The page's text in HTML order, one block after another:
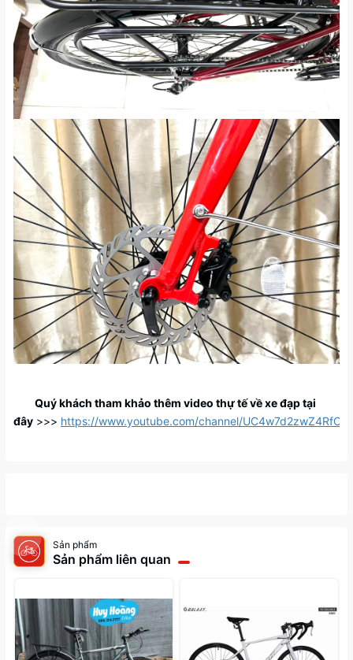
Quý khách tham khảo thêm video thự tế về xe đạp tại
đây >>> https://www.youtube.com/channel/
Sản phẩm
Sản phẩm liên quan